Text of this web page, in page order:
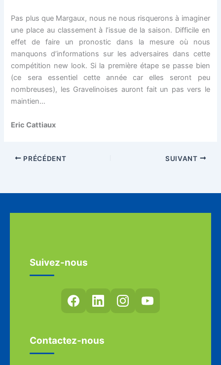
Pas plus que Margaux, nous ne nous risquerons à imaginer
une place au classement à l’issue de la saison. Difficile en
effet de faire un pronostic dans la mesure où nous
manquons d’informations sur les adversaires dans cette
compétition new look. Si la première étape se passe bien
(ce sera essentiel cette année car elles seront peu
nombreuses), les Gravelinoises auront fait un pas vers le
maintien…
Eric Cattiaux
PRÉCÉDENT SUIVANT
Suivez-nous
Contactez-nous